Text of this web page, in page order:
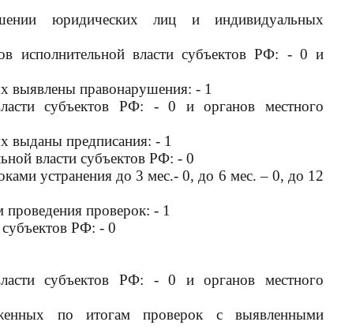
юридических лиц и индивидуальных
исполнительной власти субъектов РФ: - 0 и
выявлены правонарушения: - 1
субъектов РФ: - 0 и органов местного
выданы предписания: - 1
власти субъектов РФ: - 0
устранения до 3 мес.- 0, до 6 мес. – 0, до 12
проверок: - 1
РФ: - 0
субъектов РФ: - 0 и органов местного
по итогам проверок с выявленными